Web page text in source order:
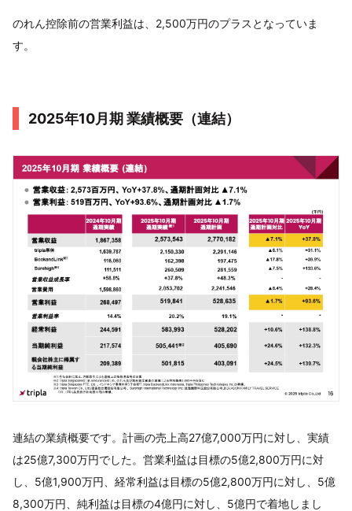
のれん控除前の営業利益は、2,500万円のプラスとなっていま
す。
2025年10月期 業績概要（連結）
連結の業績概要です。計画の売上高27億7,000万円に対し、実績
は25億7,300万円でした。営業利益は目標の5億2,800万円に対
し、5億1,900万円、経常利益は目標の5億2,800万円に対し、5億
8,300万円、純利益は目標の4億円に対し、5億円で着地しまし